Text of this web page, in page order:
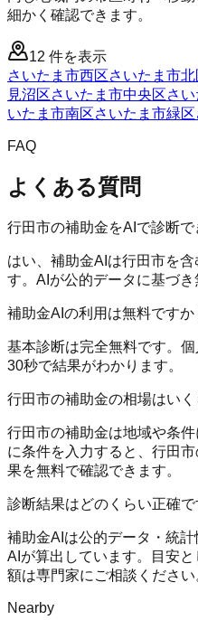
細かく確認できます。
12 件を表示
さいたま市西区さいたま市北
見沼区さいたま市中央区さ
いたま市南区さいたま市緑区
FAQ
よくある質問
行田市の補助金をAIで診断で
はい、補助金AIは行田市を
す。AIが公的データに基づき
補助金AIの利用は無料ですか
基本診断は完全無料です。
30秒で結果がわかります。
行田市の補助金の相場はいく
行田市の補助金は地域や条
に条件を入力すると、行田
果を無料で確認できます。
診断結果はどのくらい正確で
補助金AIは公的データ・統
AIが算出しています。目安
額は専門家にご相談ください
Nearby